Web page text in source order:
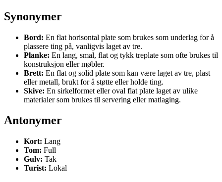
Synonymer
Bord: En flat horisontal plate som brukes som underlag for å
plassere ting på, vanligvis laget av tre.
Planke: En lang, smal, flat og tykk treplate som ofte brukes til
konstruksjon eller møbler.
Brett: En flat og solid plate som kan være laget av tre, plast
eller metall, brukt for å støtte eller holde ting.
Skive: En sirkelformet eller oval flat plate laget av ulike
materialer som brukes til servering eller matlaging.
Antonymer
Kort: Lang
Tom: Full
Gulv: Tak
Turist: Lokal